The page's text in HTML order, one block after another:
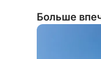
Больше